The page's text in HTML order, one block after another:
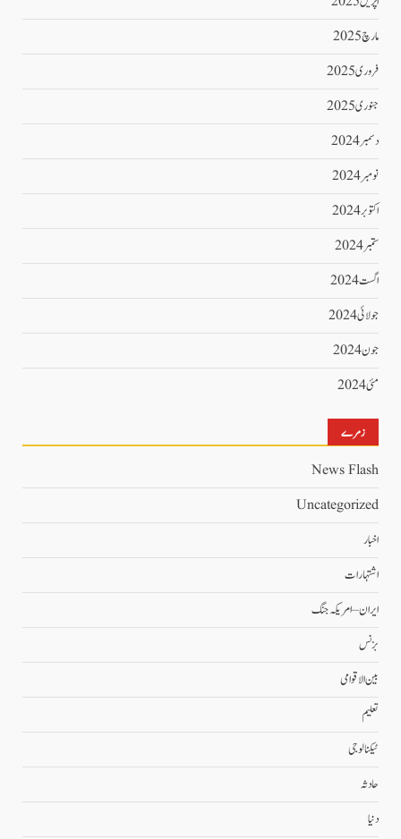
مارچ 2025
فروری 2025
جنوری 2025
دسمبر 2024
نومبر 2024
اکتوبر 2024
ستمبر 2024
اگست 2024
جولائی 2024
جون 2024
مئی 2024
زمرے
News Flash
Uncategorized
اخبار
اشتہارات
ایران – امریکہ جنگ
بزنس
بین الاقوامی
تعلیم
ٹیکنالوجی
حادثہ
دنیا